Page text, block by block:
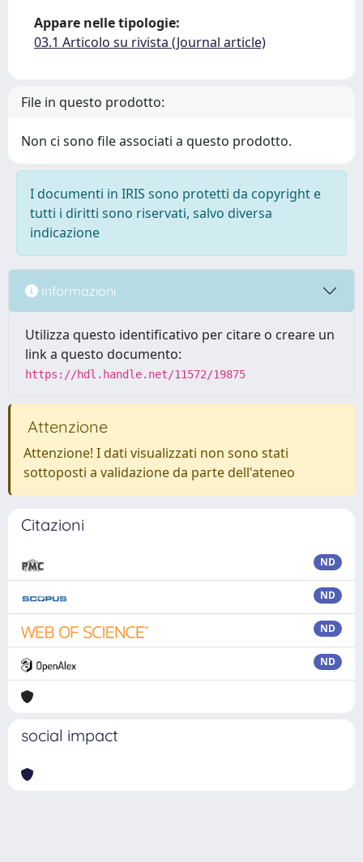
Appare nelle tipologie:
03.1 Articolo su rivista (Journal article)
File in questo prodotto:
Non ci sono file associati a questo prodotto.
I documenti in IRIS sono protetti da copyright e
tutti i diritti sono riservati, salvo diversa
indicazione
Informazioni
Utilizza questo identificativo per citare o creare un
link a questo documento:
https://hdl.handle.net/11572/19875
Attenzione
Attenzione! I dati visualizzati non sono stati
sottoposti a validazione da parte dell'ateneo
Citazioni
ND
ND
ND
ND
social impact